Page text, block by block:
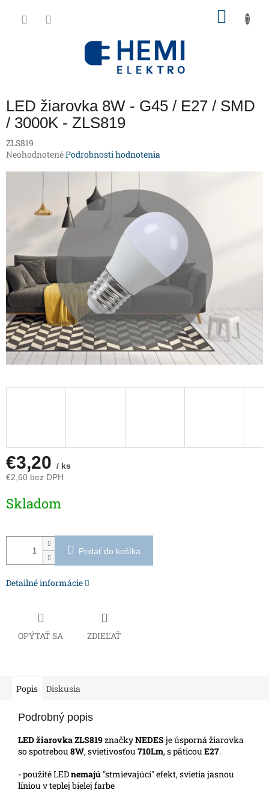
LED žiarovka 8W - G45 / E27 / SMD
/ 3000K - ZLS819
ZLS819
Priemerné
hviezdičiek.
NeohodnotenéPodrobnosti hodnotenia
€3,20 / ks
€2,60 bez DPH
cena:
Skladom
Pridať do košíka
Detailné informácie
OPÝTAŤ SA ZDIEĽAŤ
Popis Diskusia
Podrobný popis
LED žiarovka ZLS819značkyNEDES je úsporná žiarovka
so spotrebou 8W, svietivosťou 710Lm, s päticou E27.
- použité LEDnemajú "stmievajúci" efekt, svietia jasnou
líniou v teplej bielej farbe